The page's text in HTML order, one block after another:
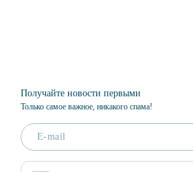
Получайте новости первыми
Только самое важное, никакого спама!